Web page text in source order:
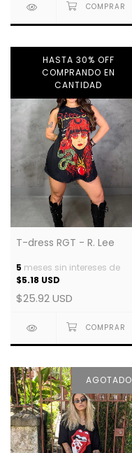
HASTA 30% OFF
COMPRANDO EN
CANTIDAD
T-dress RGT - R. Lee
5 meses sin intereses de
$5.18 USD
$25.92 USD
AGOTADO